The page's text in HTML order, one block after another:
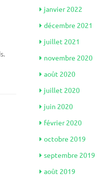
janvier 2022
décembre 2021
juillet 2021
novembre 2020
août 2020
juillet 2020
juin 2020
février 2020
octobre 2019
septembre 2019
août 2019